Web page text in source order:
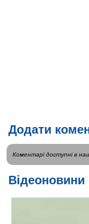
Додати
Коментарі доступні в
Відеоновини